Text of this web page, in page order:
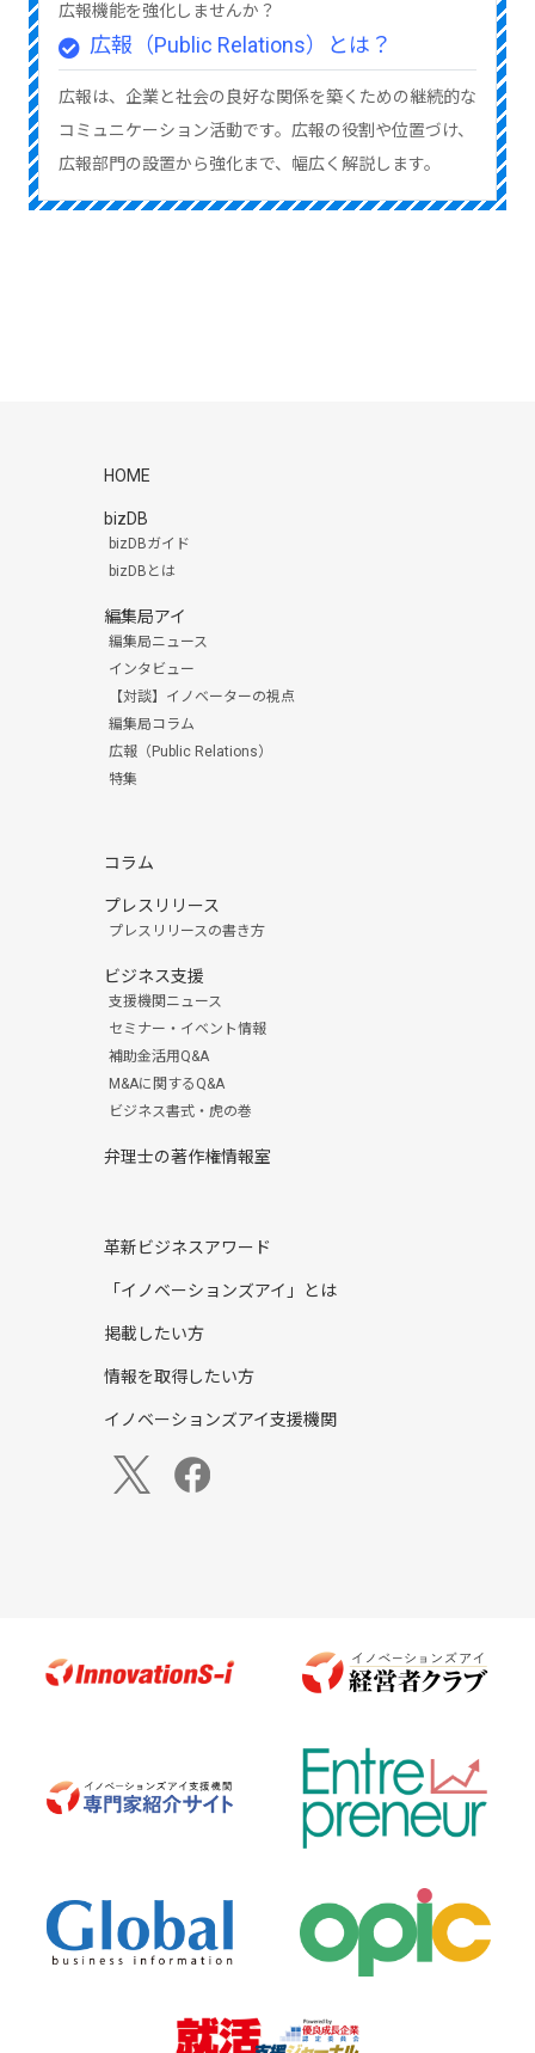
広報機能を強化しませんか？
広報（Public Relations）とは？
広報は、企業と社会の良好な関係を築くための継続的な
コミュニケーション活動です。広報の役割や位置づけ、
広報部門の設置から強化まで、幅広く解説します。
HOME
bizDB
bizDBガイド
bizDBとは
編集局アイ
編集局ニュース
インタビュー
【対談】イノベーターの視点
編集局コラム
広報（Public Relations）
特集
コラム
プレスリリース
プレスリリースの書き方
ビジネス支援
支援機関ニュース
セミナー・イベント情報
補助金活用Q&A
M&Aに関するQ&A
ビジネス書式・虎の巻
弁理士の著作権情報室
革新ビジネスアワード
「イノベーションズアイ」とは
掲載したい方
情報を取得したい方
イノベーションズアイ支援機関